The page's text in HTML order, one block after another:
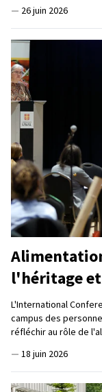
— 26 juin 2026
l'héritage
L'International
campus des
réfléchir au rôle de
— 18 juin 2026